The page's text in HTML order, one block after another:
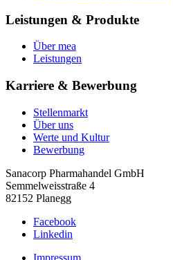
Leistungen & Produkte
Über mea
Leistungen
Karriere & Bewerbung
Stellenmarkt
Über uns
Werte und Kultur
Bewerbung
Sanacorp Pharmahandel GmbH
Semmelweisstraße 4
82152 Planegg
Facebook
Linkedin
Impressum